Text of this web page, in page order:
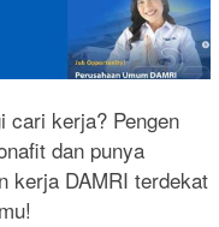
cari kerja? Pengen
dan punya
kerja DAMRI terdekat